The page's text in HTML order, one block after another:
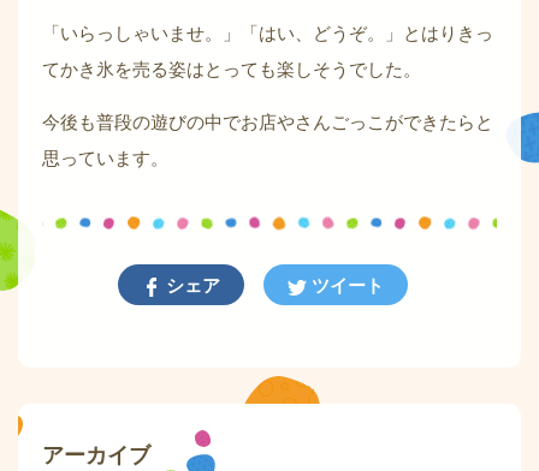
「いらっしゃいませ。」「はい、どうぞ。」とはりきっ
てかき氷を売る姿はとっても楽しそうでした。
今後も普段の遊びの中でお店やさんごっこができたらと
思っています。
シェア ツイート
アーカイブ